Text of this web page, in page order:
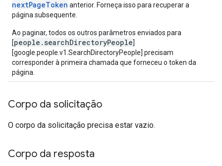
nextPageToken anterior. Forneça isso para recuperar a
página subsequente.
Ao paginar, todos os outros parâmetros enviados para
[people.searchDirectoryPeople]
[google.people.v1.SearchDirectoryPeople] precisam
corresponder à primeira chamada que forneceu o token da
página.
Corpo da solicitação
O corpo da solicitação precisa estar vazio.
Corpo da resposta